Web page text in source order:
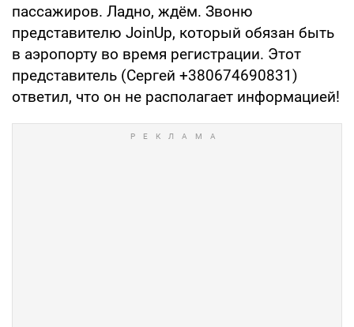
пассажиров. Ладно, ждём. Звоню
представителю JoinUp, который обязан быть
в аэропорту во время регистрации. Этот
представитель (Сергей +380674690831)
ответил, что он не располагает информацией!